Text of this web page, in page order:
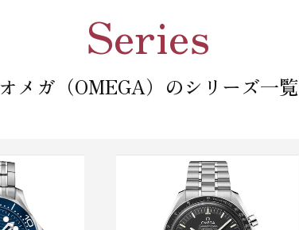
Series
オメガ（OMEGA）のシリーズ一覧